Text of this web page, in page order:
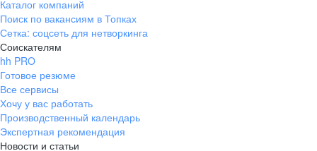
Каталог компаний
Поиск по вакансиям в Топках
Сетка: соцсеть для нетворкинга
Соискателям
hh PRO
Готовое резюме
Все сервисы
Хочу у вас работать
Производственный календарь
Экспертная рекомендация
Новости и статьи